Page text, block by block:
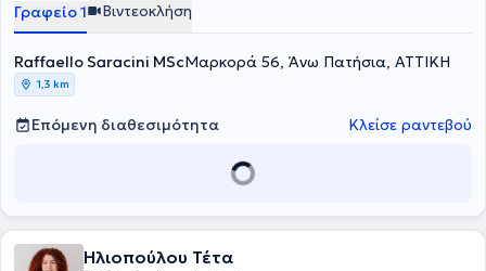
Γραφείο 1 Βιντεοκλήση
Raffaello Saracini MScΜαρκορά 56, Άνω Πατήσια, ΑΤΤΙΚΗ
1,3 km
Επόμενη διαθεσιμότητα Κλείσε ραντεβού
Ηλιοπούλου Τέτα